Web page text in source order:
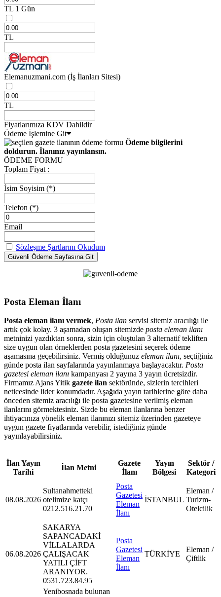
TL 1 Gün
TL
Elemanuzmani.com (İş İlanları Sitesi)
TL
Fiyatlarımıza KDV Dahildir
Ödeme İşlemine Git
Ödeme bilgilerini
doldurun. İlanınız yayınlansın.
ÖDEME FORMU
Toplam Fiyat :
İsim Soyisim (*)
Telefon (*)
Email
Sözleşme Şartlarını Okudum
Posta Eleman İlanı
Posta eleman ilanı vermek, Posta ilan servisi sitemiz aracılığı ile
artık çok kolay. 3 aşamadan oluşan sitemizde posta eleman ilanı
metninizi yazdıktan sonra, sizin için oluştulan 3 alternatif tekliften
size uygun olan örneklerden posta gazetesini seçerek ödeme
aşamasına geçebilirsiniz. Vermiş olduğunuz eleman ilanı, seçtiğiniz
günde posta ilan sayfalarında yayınlanmaya başlayacaktır. Posta
gazetesi eleman ilanı kampanyası 2 yayına 3 yayın ücretsizdir.
Firmamız Ajans Yitik gazete ilan sektöründe, sizlerin tercihleri
neticesinde lider konumdadır. Aşağıda yayın tarihlerine göre daha
önceden sitemiz aracılığı ile posta gazetesine verilmiş eleman
ilanlarını görmektesiniz. Sizde bu eleman ilanlarına benzer
ihtiyacınıza yönelik eleman ilanınızı sitemiz üzerinden gazeteye
uygun gazete fiyatlarında verebilir, istediğiniz günde
yayınlayabilirsiniz.
İlan Yayın
Tarihi
İlan Metni
Gazete
İlanı
Yayın
Bölgesi
Sektör /
Kategori
08.08.2026
Sultanahmetteki
otelimize katçı
0212.516.21.70
Posta
Gazetesi
Eleman
İlanı
İSTANBUL
Eleman /
Turizm-
Otelcilik
06.08.2026
SAKARYA
SAPANCADAKİ
VİLLALARDA
ÇALIŞACAK
YATILI ÇİFT
ARANIYOR.
0531.723.84.95
Posta
Gazetesi
Eleman
İlanı
TÜRKİYE
Eleman /
Çiftlik
Yenibosnada bulunan